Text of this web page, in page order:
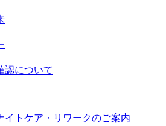
認について
イトケア・リワークのご案内